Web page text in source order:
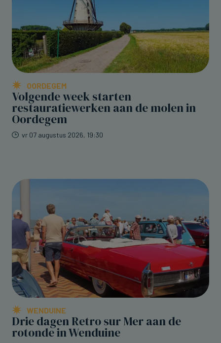
OORDEGEM
Volgende week starten
restauratiewerken aan de molen in
Oordegem
vr 07 augustus 2026, 19:30
WENDUINE
Drie dagen Retro sur Mer aan de
rotonde in Wenduine